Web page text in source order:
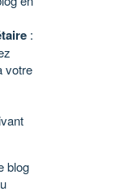
:
votre
blog